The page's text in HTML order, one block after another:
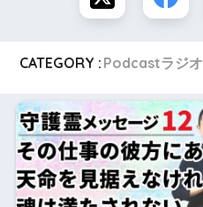
CATEGORY : Podcastラジオ